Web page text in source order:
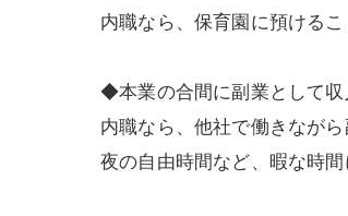
内職なら、保育園に預ける
◆本業の合間に副業として
内職なら、他社で働きなが
夜の自由時間など、暇な時